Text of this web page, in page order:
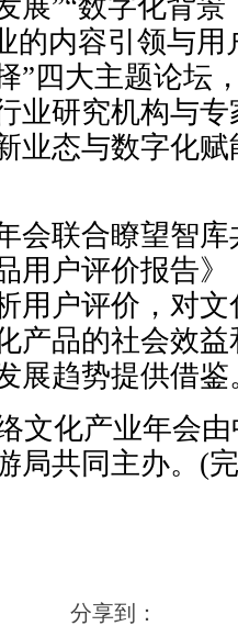
展”“数字化背
的内容引领与用
”四大主题论坛
业研究机构与
业态与数字化
联合瞭望智库
用户评价报告
用户评价，对
产品的社会效
展趋势提供借鉴
化产业年会由
局共同主办。(
分享到：